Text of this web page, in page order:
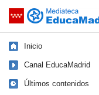
Saltar navegación
Inicio
Canal EducaMadrid
Últimos contenidos